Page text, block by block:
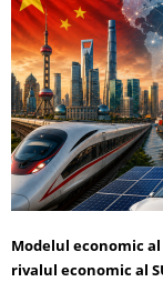
Modelul economic
rivalul economic al